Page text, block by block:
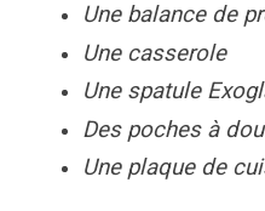
Une balance de
Une casserole
Une spatule
Des poches à
Une plaque de